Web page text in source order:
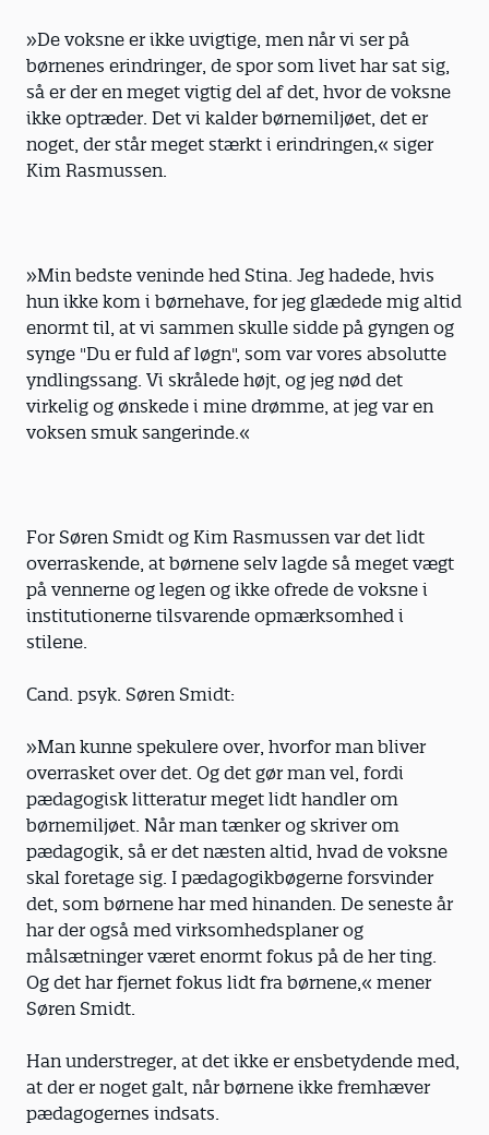
»De voksne er ikke uvigtige, men når vi ser på
børnenes erindringer, de spor som livet har sat sig,
så er der en meget vigtig del af det, hvor de voksne
ikke optræder. Det vi kalder børnemiljøet, det er
noget, der står meget stærkt i erindringen,« siger
Kim Rasmussen.
»Min bedste veninde hed Stina. Jeg hadede, hvis
hun ikke kom i børnehave, for jeg glædede mig altid
enormt til, at vi sammen skulle sidde på gyngen og
synge "Du er fuld af løgn", som var vores absolutte
yndlingssang. Vi skrålede højt, og jeg nød det
virkelig og ønskede i mine drømme, at jeg var en
voksen smuk sangerinde.«
For Søren Smidt og Kim Rasmussen var det lidt
overraskende, at børnene selv lagde så meget vægt
på vennerne og legen og ikke ofrede de voksne i
institutionerne tilsvarende opmærksomhed i
stilene.
Cand. psyk. Søren Smidt:
»Man kunne spekulere over, hvorfor man bliver
overrasket over det. Og det gør man vel, fordi
pædagogisk litteratur meget lidt handler om
børnemiljøet. Når man tænker og skriver om
pædagogik, så er det næsten altid, hvad de voksne
skal foretage sig. I pædagogikbøgerne forsvinder
det, som børnene har med hinanden. De seneste år
har der også med virksomhedsplaner og
målsætninger været enormt fokus på de her ting.
Og det har fjernet fokus lidt fra børnene,« mener
Søren Smidt.
Han understreger, at det ikke er ensbetydende med,
at der er noget galt, når børnene ikke fremhæver
pædagogernes indsats.